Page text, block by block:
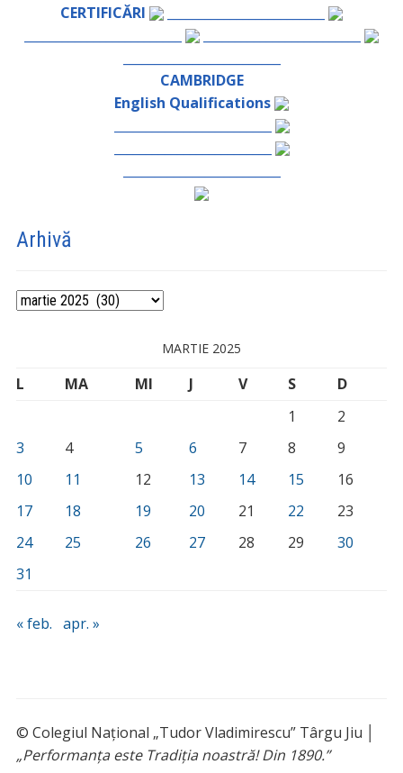
CERTIFICĂRI
CAMBRIDGE
English Qualifications
Arhivă
Arhivă
MARTIE 2025
L MA MI J V S
D
1
2
3
4 5 6 7 8
9
10
11 12 13 14 15
16
17
18 19 20 21 22
23
24
25 26 27 28 29
30
31
« feb. apr. »
© Colegiul Național „Tudor Vladimirescu” Târgu Jiu │
„Performanța este Tradiția noastră! Din 1890.”